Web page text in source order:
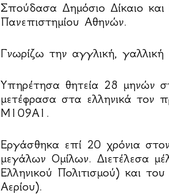
Σπούδασα Δημόσιο Δίκαιο και
Πανεπιστημίου Αθηνών.
Γνωρίζω την αγγλική,
Υπηρέτησα θητεία 28 μηνών
μετέφρασα στα ελληνικά τον
Μ109Α1.
Εργάσθηκα επί 20 χρόνια
μεγάλων Ομίλων. Διετέλεσα
Ελληνικού Πολιτισμού) και
Αερίου).